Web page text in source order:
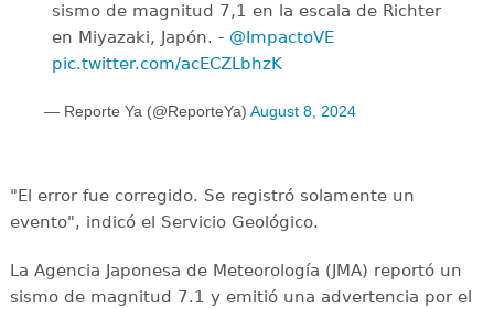
sismo de magnitud 7,1 en la escala de Richter
en Miyazaki, Japón. - @ImpactoVE
pic.twitter.com/acECZLbhzK
— Reporte Ya (@ReporteYa) August 8, 2024
"El error fue corregido. Se registró solamente un
evento", indicó el Servicio Geológico.
La Agencia Japonesa de Meteorología (JMA) reportó un
sismo de magnitud 7.1 y emitió una advertencia por el